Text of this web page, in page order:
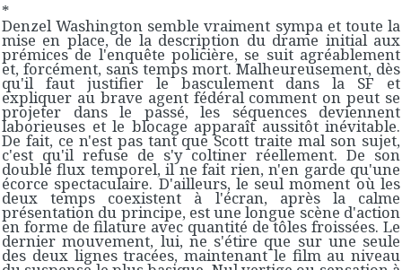
*
Denzel Washington semble vraiment sympa et toute la
mise en place, de la description du drame initial aux
prémices de l'enquête policière, se suit agréablement
et, forcément, sans temps mort. Malheureusement, dès
qu'il faut justifier le basculement dans la SF et
expliquer au brave agent fédéral comment on peut se
projeter dans le passé, les séquences deviennent
laborieuses et le blocage apparaît aussitôt inévitable.
De fait, ce n'est pas tant que Scott traite mal son sujet,
c'est qu'il refuse de s'y coltiner réellement. De son
double flux temporel, il ne fait rien, n'en garde qu'une
écorce spectaculaire. D'ailleurs, le seul moment où les
deux temps coexistent à l'écran, après la calme
présentation du principe, est une longue scène d'action
en forme de filature avec quantité de tôles froissées. Le
dernier mouvement, lui, ne s'étire que sur une seule
des deux lignes tracées, maintenant le film au niveau